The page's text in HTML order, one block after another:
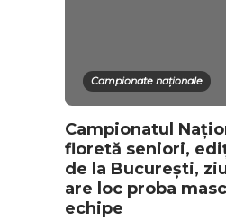
Campionate naționale
Campionatul
floretă seniori,
de la București,
are loc proba
echipe